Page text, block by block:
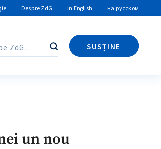
Despre ZdG in English на русском
Caută
SUSȚINE
Caută
un nou